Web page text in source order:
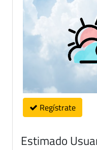
Regístrate
Estimado